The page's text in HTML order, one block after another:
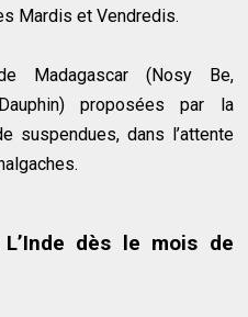
Mardis et Vendredis.
Madagascar (Nosy Be,
proposées par la
suspendues, dans l’attente
dès le mois de